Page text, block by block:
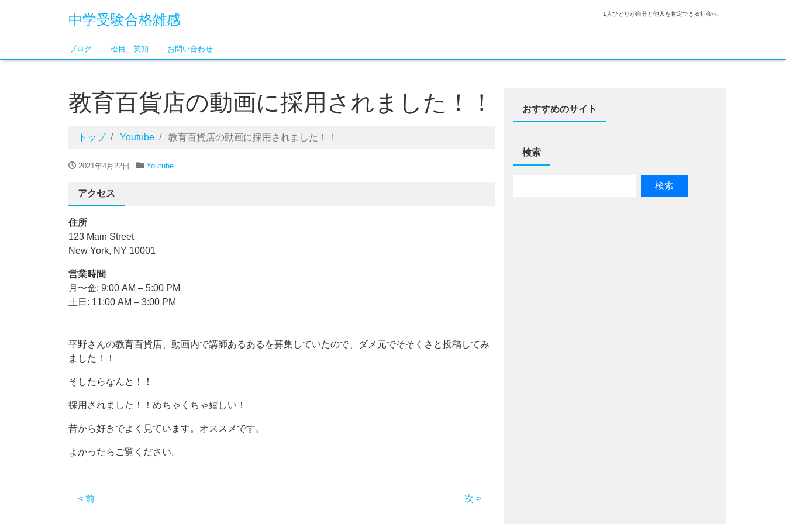
中学受験合格雑感 1人ひとりが自分と他人を肯定できる社会へ
ブログ 松目 英知 お問い合わせ
教育百貨店の動画に採用されました！！
トップ Youtube 教育百貨店の動画に採用されました！！
2021年4月22日 Youtube
アクセス
住所
123 Main Street
New York, NY 10001
営業時間
月〜金: 9:00 AM – 5:00 PM
土日: 11:00 AM – 3:00 PM
平野さんの教育百貨店、動画内で講師あるあるを募集していたので、ダメ元でそそくさと投稿してみ
ました！！
そしたらなんと！！
採用されました！！めちゃくちゃ嬉しい！
昔から好きでよく見ています。オススメです。
よかったらご覧ください。
< 前 次 >
おすすめのサイト
検索